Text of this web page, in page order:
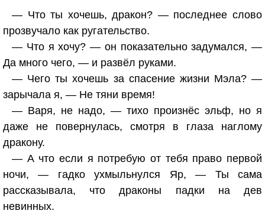
— Что ты хочешь, дракон? — последнее слово
прозвучало как ругательство.
— Что я хочу? — он показательно задумался, —
Да много чего, — и развёл руками.
— Чего ты хочешь за спасение жизни Мэла? —
зарычала я, — Не тяни время!
— Варя, не надо, — тихо произнёс эльф, но я
даже не повернулась, смотря в глаза наглому
дракону.
— А что если я потребую от тебя право первой
ночи, — гадко ухмыльнулся Яр, — Ты сама
рассказывала, что драконы падки на дев
невинных.